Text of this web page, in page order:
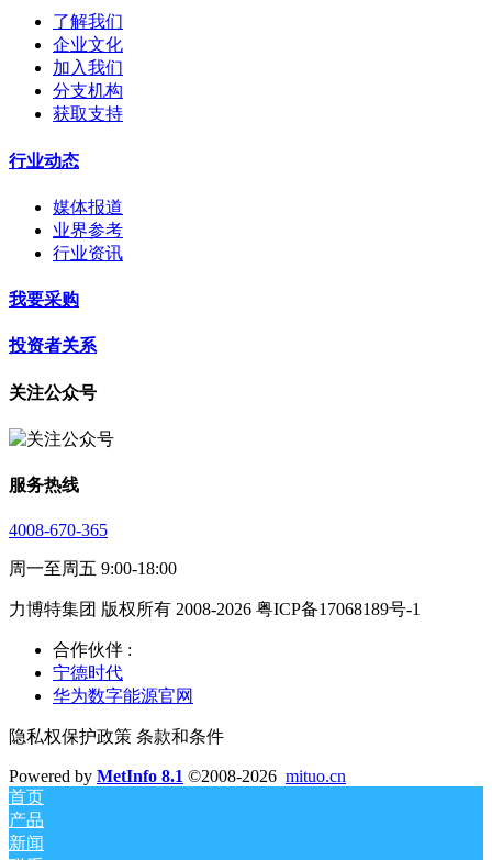
了解我们
企业文化
加入我们
分支机构
获取支持
行业动态
媒体报道
业界参考
行业资讯
我要采购
投资者关系
关注公众号
服务热线
4008-670-365
周一至周五 9:00-18:00
力博特集团 版权所有 2008-2026 粤ICP备17068189号-1
合作伙伴 :
宁德时代
华为数字能源官网
隐私权保护政策 条款和条件
Powered by MetInfo 8.1 ©2008-2026 mituo.cn
首页
产品
新闻